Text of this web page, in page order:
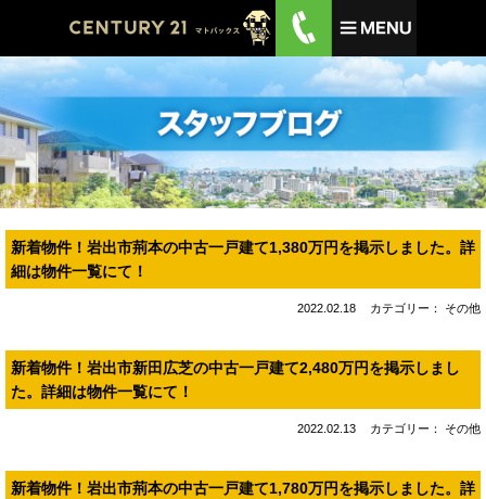
新着物件！岩出市荊本の中古一戸建て1,380万円を掲示しました。詳
細は物件一覧にて！
2022.02.18 カテゴリー： その他
新着物件！岩出市新田広芝の中古一戸建て2,480万円を掲示しまし
た。詳細は物件一覧にて！
2022.02.13 カテゴリー： その他
新着物件！岩出市荊本の中古一戸建て1,780万円を掲示しました。詳